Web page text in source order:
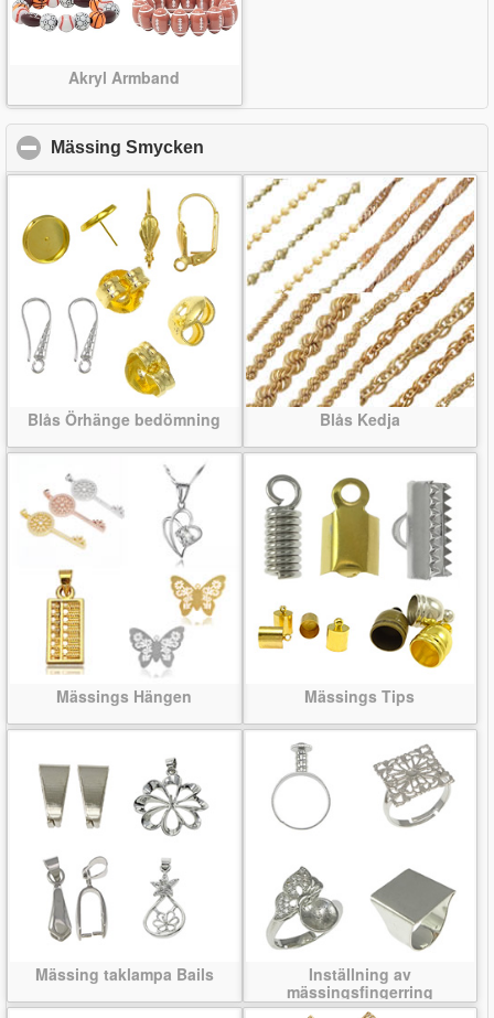
Akryl Armband
Mässing Smycken
Blås Örhänge bedömning Blås Kedja
Mässings Hängen Mässings Tips
Mässing taklampa Bails
Inställning av
mässingsfingerring